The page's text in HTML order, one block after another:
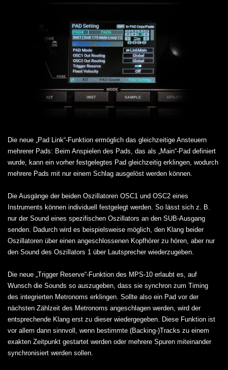
Die neue „Pad Link“-Funktion ermöglich das gleichzeitige Ansteuern
mehrerer Pads: Beim Anspielen des Pads, das als „Main“-Pad definiert
wurde, kann ein vorher festgelegtes Pad gleichzeitig erklingen, wodurch
mehrere Pads mit nur einem Schlag ausgelöst werden können.
Die Ausgänge der beiden Oszillatoren OSC1 und OSC2 eines
Instruments können individuell festgelegt werden. So lässt sich z. B.
nur der Sound eines spezifischen Oszillators an den SUB-Ausgang
senden. Dadurch wird es beispielsweise möglich, den Klang beider
Oszillatoren über einen angeschlossenen Kopfhörer zu hören, aber nur
den Sound des Oszillators 1 über Lautsprecher wiederzugeben.
Die neue „Trigger Reserve“-Funktion des MPS-10 erlaubt es, auf
Wunsch die Sounds so auszugeben, dass sie synchron zum Timing
des integrierten Metronoms erklingen. Sollte also ein Pad vor der
nächsten Zählzeit des Metronoms angeschlagen werden, wird der
entsprechende Klang erst zu dieser wiedergegeben. Diese Funktion ist
vor allem dann sinnvoll, wenn bestimmte (Backing-)Tracks zu einem
exakten Zeitpunkt gestartet werden oder mehrere Spuren miteinander
synchronisiert werden sollen.